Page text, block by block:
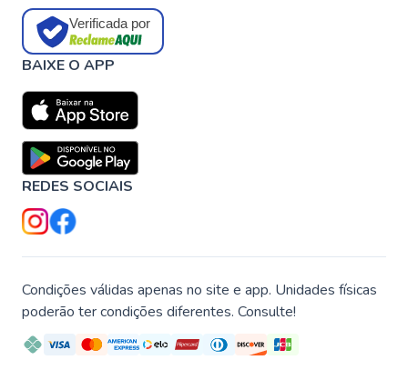
Verificada por
BAIXE O APP
REDES SOCIAIS
Condições válidas apenas no site e app. Unidades físicas
poderão ter condições diferentes. Consulte!